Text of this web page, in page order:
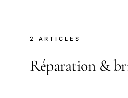
2 ARTICLES
Réparation &